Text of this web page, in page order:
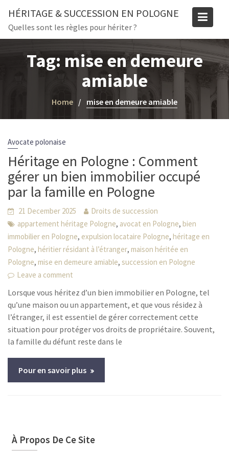
content
HÉRITAGE & SUCCESSION EN POLOGNE
Quelles sont les règles pour hériter ?
Tag: mise en demeure
amiable
Home mise en demeure amiable
Avocate polonaise
Héritage en Pologne : Comment
gérer un bien immobilier occupé
par la famille en Pologne
21 December 2025
Droits de succession
appartement héritage Pologne, avocat en Pologne,bien
immobilier en Pologne, expulsion locataire Pologne,héritage en
Pologne,héritier résidant à l’étranger,maison héritée en
Pologne,mise en demeure amiable,succession en Pologne
Leave a comment
Lorsque vous héritez d’un bien immobilier en Pologne, tel
qu’une maison ou un appartement, et que vous résidez à
l’étranger, il est essentiel de gérer correctement cette
situation pour protéger vos droits de propriétaire. Souvent,
la famille du défunt reste dans le
Pour en savoir plus
À Propos De Ce Site